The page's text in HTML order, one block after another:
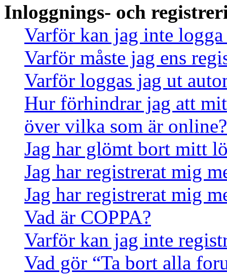
Inloggnings- och
Varför kan jag inte
Varför måste jag ens
Varför loggas jag ut
Hur förhindrar jag att
över vilka som är online?
Jag har glömt bort mitt
Jag har registrerat mig
Jag har registrerat mig
Vad är COPPA?
Varför kan jag inte
Vad gör “Ta bort alla